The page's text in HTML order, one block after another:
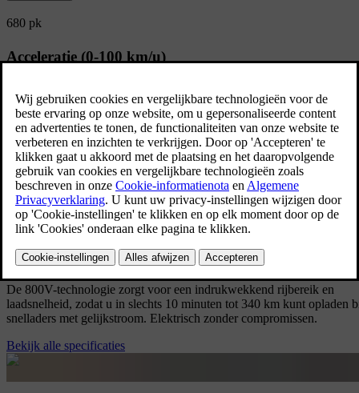
680 pk
Acceleratie (0-100 km/u)
3.9 s
Bekijk alle specificaties
Maak kennis met onze gamechanger
Tot 810 km actieradius []
De 800V-technologie zorgt voor een indrukwekkend rijbereik en
laadsnelheid, zodat u in slechts 10 minuten tot 340 km kunt opladen
snelladers met gelijkstroom. Elektrisch zonder compromissen.
Bekijk alle specificaties